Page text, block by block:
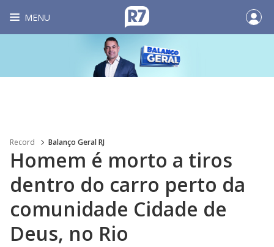
MENU
Record Balanço Geral RJ
Homem é morto a tiros
dentro do carro perto da
comunidade Cidade de
Deus, no Rio